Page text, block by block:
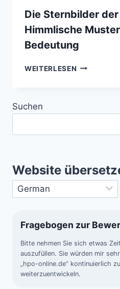
Die Sternbilder
Himmlische
Bedeutung
WEITERLESEN DIE
Suchen
Website
Fragebogen zur
Bitte nehmen Sie sich etwas
auszufüllen. Sie würden mir
„hpo-online.de“ kontinuierlich
weiterzuentwickeln.